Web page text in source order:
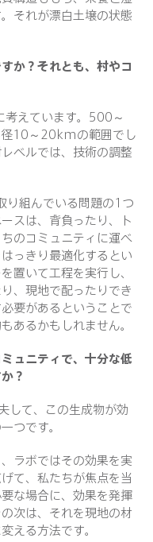
それが漂白土壌の状態
か？それとも、村やコ
考えています。500～
10～20kmの範囲でし
ベルでは、技術の調整
り組んでいる問題の1つ
スは、背負ったり、ト
のコミュニティに運べ
っきり最適化するとい
置いて工程を実行し、
、現地で配ったりでき
要があるということで
あるかもしれません。
ュニティで、十分な低
？
して、この生成物が効
つです。
ラボではその効果を実
て、私たちが焦点を当
な場合に、効果を発揮
次は、それを現地の材
える方法です。